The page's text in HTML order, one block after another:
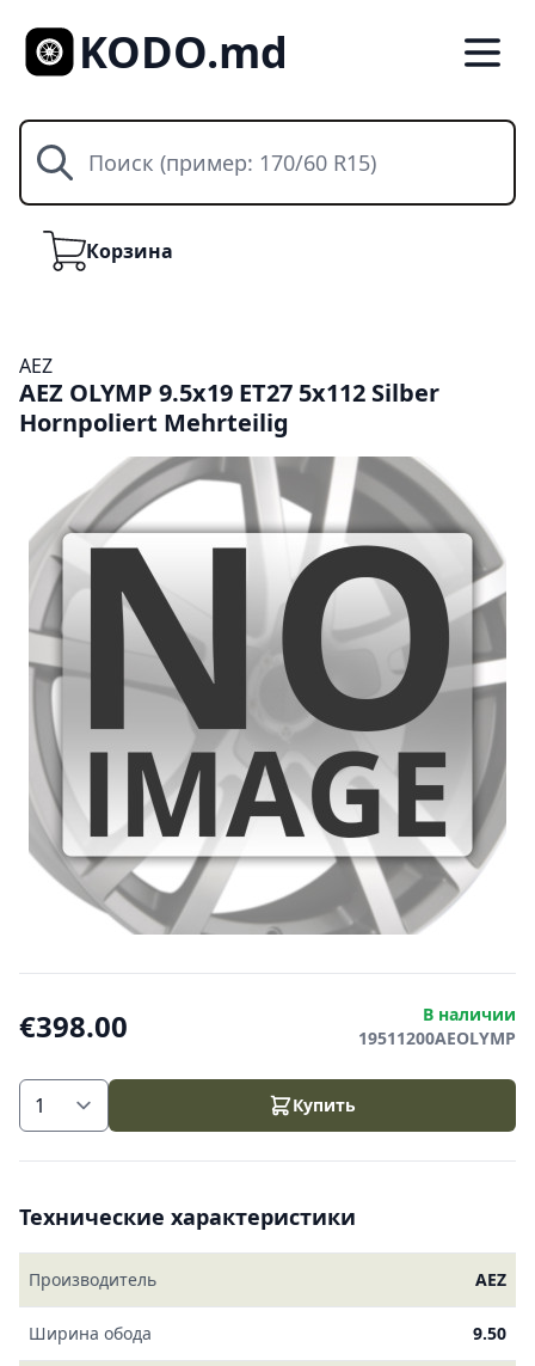
KODO.md
Поиск
КорзинаКорзина
AEZ
AEZ OLYMP 9.5x19 ET27 5x112 Silber
Hornpoliert Mehrteilig
€398.00
В наличии
19511200AEOLYMP
Купить
Технические характеристики
Производитель AEZ
Ширина обода 9.50